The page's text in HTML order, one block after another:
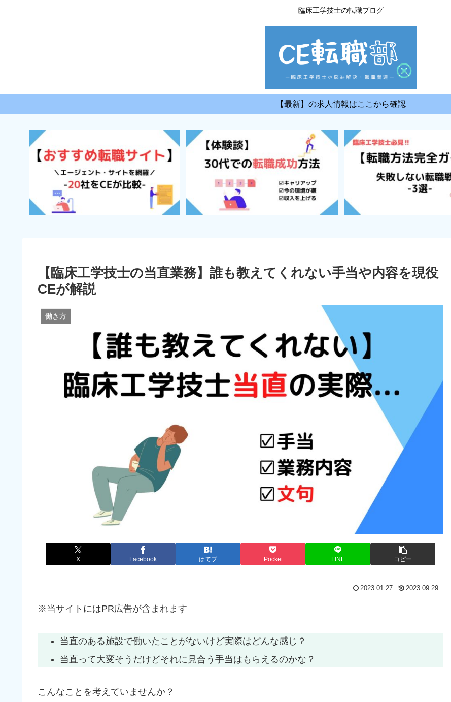
臨床工学技士の転職ブログ
【最新】の求人情報はここから確認
【臨床工学技士の当直業務】誰も教えてくれない手当や内容を現役
CEが解説
働き方
X Facebook はてブ Pocket LINE コピー
2023.01.27 2023.09.29
※当サイトにはPR広告が含まれます
当直のある施設で働いたことがないけど実際はどんな感じ？
当直って大変そうだけどそれに見合う手当はもらえるのかな？
こんなことを考えていませんか？